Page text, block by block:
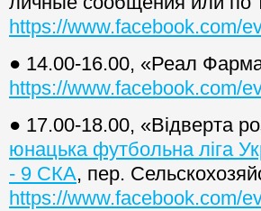
https://www.facebook.com/
● 14.00-16.00, «Реал
https://www.facebook.com/
● 17.00-18.00, «Відверта
юнацька футбольна ліга
- 9 СКА, пер.
https://www.facebook.com/